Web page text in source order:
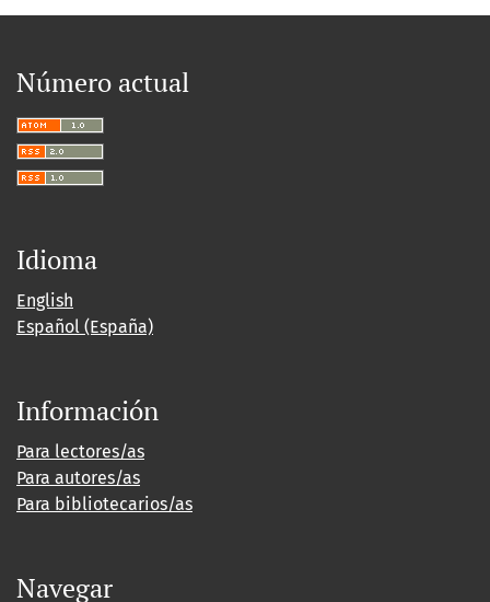
Número actual
Idioma
English
Español (España)
Información
Para lectores/as
Para autores/as
Para bibliotecarios/as
Navegar